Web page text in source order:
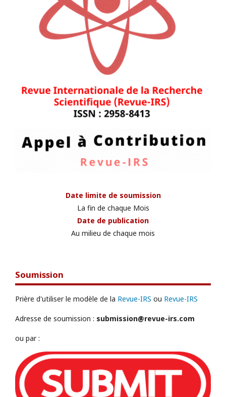
Date limite de soumission
La fin de chaque Mois
Date de publication
Au milieu de chaque mois
Soumission
Prière d'utiliser le modèle de la Revue-IRS ou Revue-IRS
Adresse de soumission : submission@revue-irs.com
ou par :